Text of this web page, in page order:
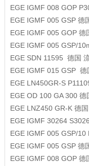
EGE IGMF 008 GOP
EGE IGMF 005 GSP 德
EGE IGMF 005 GOP 德
EGE IGMF 005 GSP/
EGE SDN 11595 德国
EGE IGMF 015 GSP 德
EGE LN450GR-S
EGE OD 100 GA 300 德
EGE LNZ450 GR-K 德国
EGE IGMF 30264
EGE IGMF 005 GSP/10
EGE IGMF 005 GSP 德
EGE IGMF 008 GOP 德